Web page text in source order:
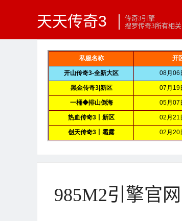
天天传奇3
传奇3引擎
搜罗传奇3所有相
985M2引擎官